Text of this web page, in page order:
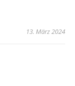
13. März 2024